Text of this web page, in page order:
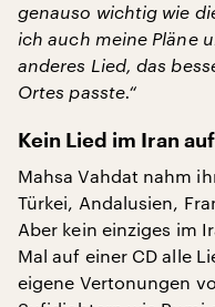
genauso wichtig wie
ich auch meine Pläne
anderes Lied, das
Ortes passte.“
Kein Lied im Iran
Mahsa Vahdat nahm
Türkei, Andalusien,
Aber kein einziges im
Mal auf einer CD alle
eigene Vertonungen